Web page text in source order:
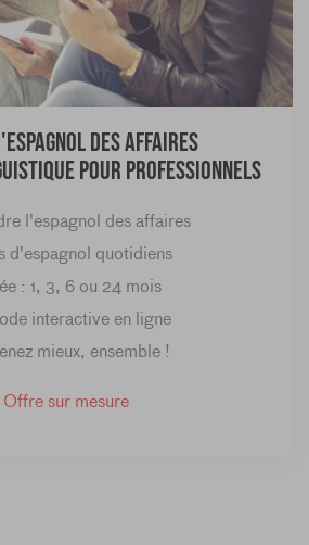
des affaires
pour professionnels
l'espagnol des affaires
d'espagnol quotidiens
: 1, 3, 6 ou 24 mois
interactive en ligne
mieux, ensemble !
Offre sur mesure